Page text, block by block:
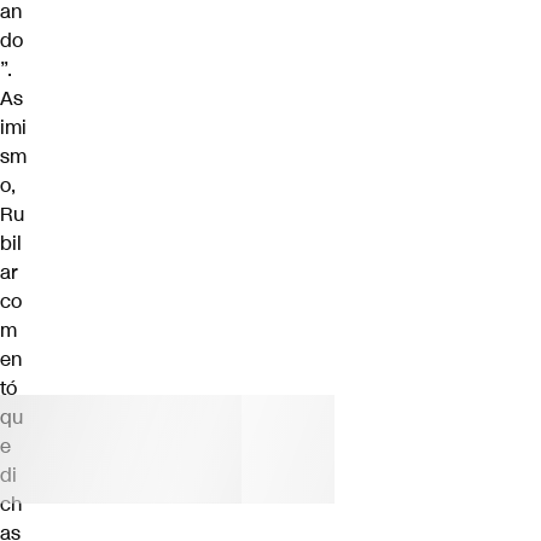
an
do
”.
As
imi
sm
o,
Ru
bil
ar
co
m
en
tó
qu
e
di
ch
as